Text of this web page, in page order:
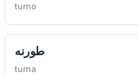
turno
طورنه
turna